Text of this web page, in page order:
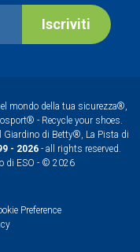
Iscriviti
mondo della tua sicurezza®,
- Recycle your shoes.
di Betty®, La Pista di
- 2026 - all rights reserved.
di ESO - © 2026
Preference